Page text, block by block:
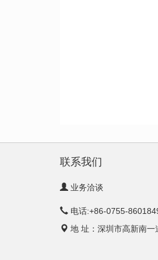
联系我们
业务洽谈
电话:+86-0755-
地 址：深圳市高新南